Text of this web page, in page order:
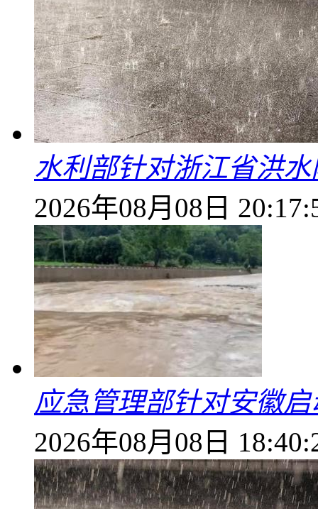
水利部针对浙江省洪
2026年08月08日
应急管理部针对安徽
2026年08月08日